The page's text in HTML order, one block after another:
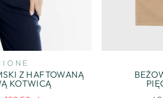
Z HAFTOWANĄ
KOTWICĄ